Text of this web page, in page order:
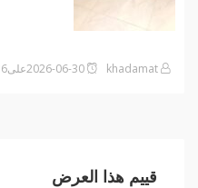
قييم هذا العرض